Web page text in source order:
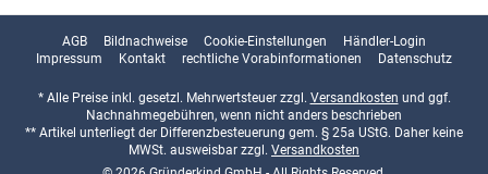
AGB Bildnachweise Cookie-Einstellungen
Händler-Login
Impressum
Kontakt rechtliche Vorabinformationen Datenschutz
* Alle Preise inkl. gesetzl. Mehrwertsteuer zzgl. Versandkosten und ggf.
Nachnahmegebühren, wenn nicht anders beschrieben
** Artikel unterliegt der Differenzbesteuerung gem. § 25a UStG. Daher keine
MWSt. ausweisbar zzgl. Versandkosten